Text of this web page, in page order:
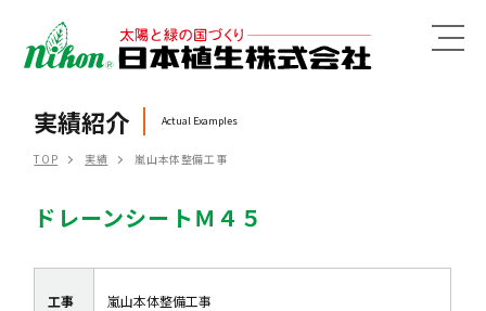
MENU
実績紹介 Actual Examples
TOP 実績 嵐山本体整備工事
ドレーンシートＭ４５
工事
嵐山本体整備工事